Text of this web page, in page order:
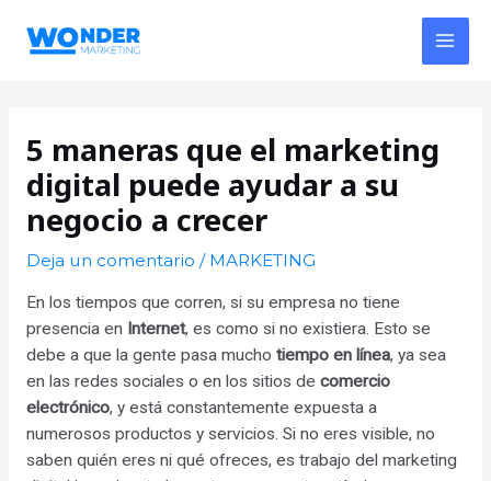
5 maneras que el marketing
digital puede ayudar a su
negocio a crecer
Deja un comentario / MARKETING
En los tiempos que corren, si su empresa no tiene
presencia en Internet, es como si no existiera. Esto se
debe a que la gente pasa mucho tiempo en línea, ya sea
en las redes sociales o en los sitios de comercio
electrónico, y está constantemente expuesta a
numerosos productos y servicios. Si no eres visible, no
saben quién eres ni qué ofreces, es trabajo del marketing